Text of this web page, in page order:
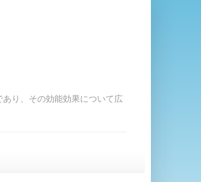
り、その効能効果について広